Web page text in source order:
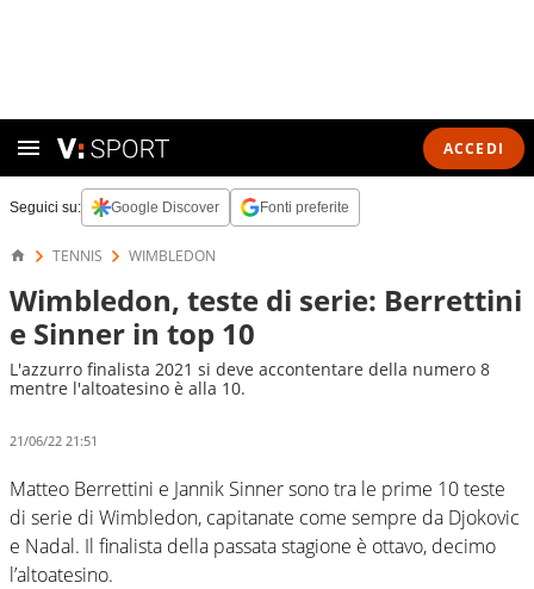
ACCEDI
Seguici su: Google Discover Fonti preferite
TENNIS WIMBLEDON
Wimbledon, teste di serie: Berrettini
e Sinner in top 10
L'azzurro finalista 2021 si deve accontentare della numero 8
mentre l'altoatesino è alla 10.
21/06/22 21:51
Matteo Berrettini e Jannik Sinner sono tra le prime 10 teste
di serie di Wimbledon, capitanate come sempre da Djokovic
e Nadal. Il finalista della passata stagione è ottavo, decimo
l’altoatesino.